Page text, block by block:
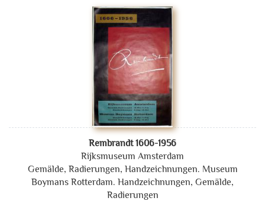
Rembrandt 1606-1956
Rijksmuseum Amsterdam
Gemälde, Radierungen, Handzeichnungen. Museum
Boymans Rotterdam. Handzeichnungen, Gemälde,
Radierungen